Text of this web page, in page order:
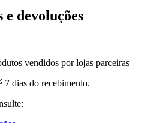
devoluções
vendidos por lojas parceiras
7 dias do recebimento.